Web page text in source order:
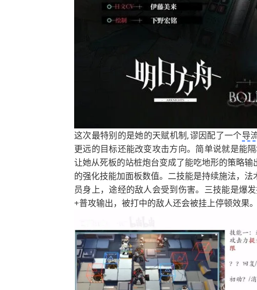
这次最特别的是她的天赋机制,谬因配了一个导
更远的目标还能改变攻击方向。简单说就是能
让她从死板的站桩炮台变成了能吃地形的策略
的强化技能加面板数值。二技能是持续施法，
员身上，途经的敌人会受到伤害。三技能是爆
+普攻输出，被打中的敌人还会被挂上停顿效果。